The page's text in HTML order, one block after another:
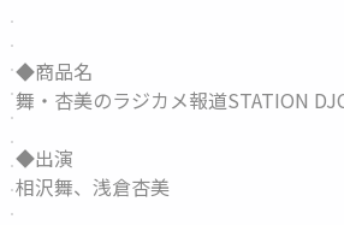
◆商品名
舞・杏美のラジカメ報道STATION
◆出演
相沢舞、浅倉杏美